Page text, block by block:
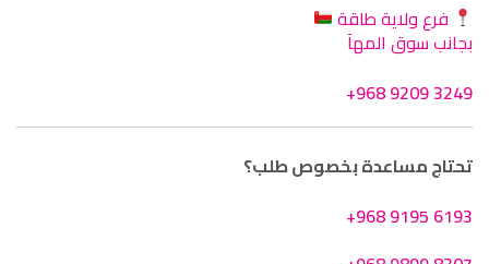
فرع ولاية طاقة
بجانب سوق المهآ
+968 9209 3249
تحتاج مساعدة بخصوص طلب؟
+968 9195 6193